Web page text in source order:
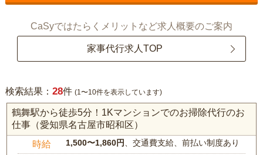
CaSyではたらくメリットなど求人概要のご案内
家事代行求人TOP
検索結果： 28件 (1〜10件を表示しています)
鶴舞駅から徒歩5分！1Kマンションでのお掃除代行のお
仕事（愛知県名古屋市昭和区）
時給 1,500〜1,860円 、交通費支給、前払い制度あり